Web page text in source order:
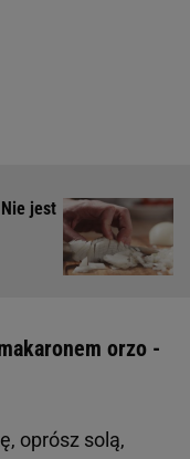
jest
orzo -
oprósz solą,